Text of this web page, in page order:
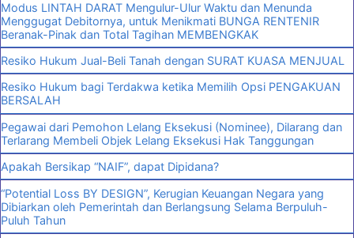
Modus LINTAH DARAT Mengulur-Ulur Waktu dan Menunda
Menggugat Debitornya, untuk Menikmati BUNGA RENTENIR
Beranak-Pinak dan Total Tagihan MEMBENGKAK
Resiko Hukum Jual-Beli Tanah dengan SURAT KUASA MENJUAL
Resiko Hukum bagi Terdakwa ketika Memilih Opsi PENGAKUAN
BERSALAH
Pegawai dari Pemohon Lelang Eksekusi (Nominee), Dilarang dan
Terlarang Membeli Objek Lelang Eksekusi Hak Tanggungan
Apakah Bersikap “NAIF”, dapat Dipidana?
“Potential Loss BY DESIGN”, Kerugian Keuangan Negara yang
Dibiarkan oleh Pemerintah dan Berlangsung Selama Berpuluh-
Puluh Tahun